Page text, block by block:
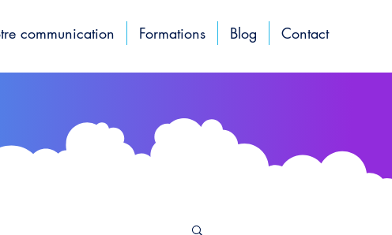
communication Formations Blog Contact